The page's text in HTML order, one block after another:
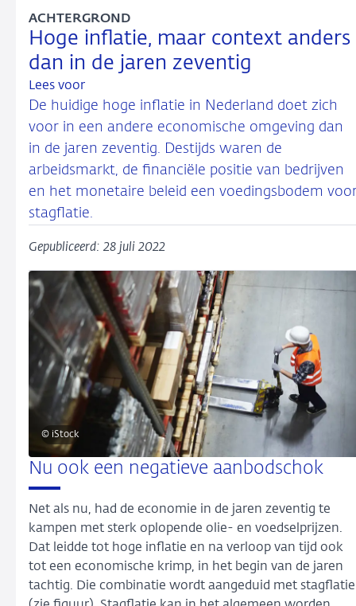
Hoge inflatie, maar context anders
dan in de jaren zeventig
ACHTERGROND
Lees voor
De huidige hoge inflatie in Nederland doet zich
voor in een andere economische omgeving dan
in de jaren zeventig. Destijds waren de
arbeidsmarkt, de financiële positie van bedrijven
en het monetaire beleid een voedingsbodem
stagflatie.
Gepubliceerd: 28 juli 2022
© iStock
Nu ook een negatieve aanbodschok
Net als nu, had de economie in de jaren zeventig te
kampen met sterk oplopende olie- en voedselprijzen.
Dat leidde tot hoge inflatie en na verloop van tijd ook
tot een economische krimp, in het begin van de jaren
tachtig. Die combinatie wordt aangeduid met stagflatie